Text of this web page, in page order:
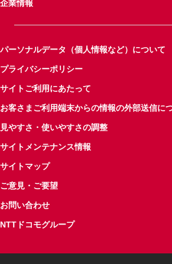
企業情報
パーソナルデータ（個人情報など）について
プライバシーポリシー
サイトご利用にあたって
お客さまご利用端末からの情報の外部送信に
見やすさ・使いやすさの調整
サイトメンテナンス情報
サイトマップ
ご意見・ご要望
お問い合わせ
NTTドコモグループ